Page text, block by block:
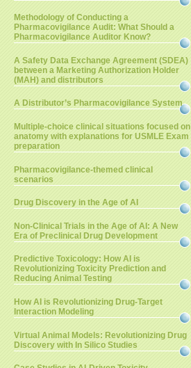
Methodology of Conducting a
Pharmacovigilance Audit: What Should a
Pharmacovigilance Auditor Know?
A Safety Data Exchange Agreement (SDEA)
between a Marketing Authorization Holder
(MAH) and distributors
A Distributor’s Pharmacovigilance System
Multiple-choice clinical situations focused on
anatomy with explanations for USMLE Exam
preparation
Pharmacovigilance-themed clinical
scenarios
Drug Discovery in the Age of AI
Non-Clinical Trials in the Age of AI: A New
Era of Preclinical Drug Development
Predictive Toxicology: How AI is
Revolutionizing Toxicity Prediction and
Reducing Animal Testing
How AI is Revolutionizing Drug-Target
Interaction Modeling
Virtual Animal Models: Revolutionizing Drug
Discovery with In Silico Studies